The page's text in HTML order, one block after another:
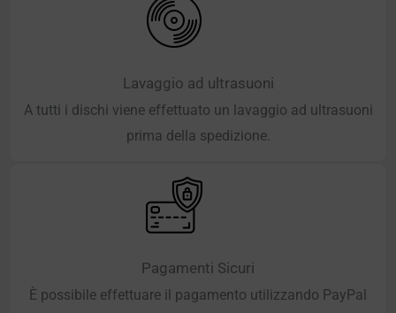
Lavaggio ad ultrasuoni
A tutti i dischi viene effettuato un lavaggio ad ultrasuoni
prima della spedizione.
Pagamenti Sicuri
È possibile effettuare il pagamento utilizzando PayPal